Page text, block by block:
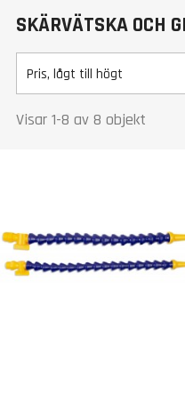
SKÄRVÄTSKA OCH
Pris, lågt till högt
Visar 1-8 av 8 objekt